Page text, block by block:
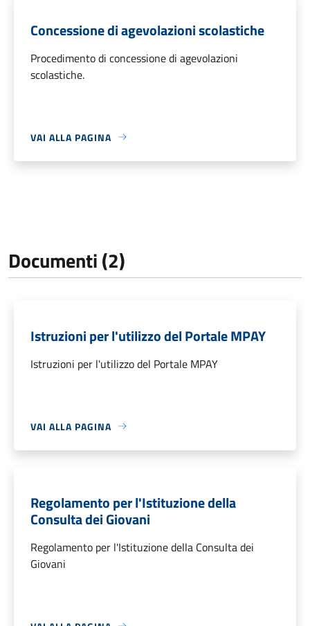
Concessione di agevolazioni scolastiche
Procedimento di concessione di agevolazioni
scolastiche.
VAI ALLA PAGINA
Documenti (2)
Istruzioni per l'utilizzo del Portale MPAY
Istruzioni per l'utilizzo del Portale MPAY
VAI ALLA PAGINA
Regolamento per l'Istituzione della
Consulta dei Giovani
Regolamento per l'Istituzione della Consulta dei
Giovani